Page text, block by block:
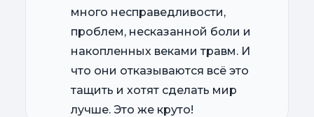
много несправедливости,
проблем, несказанной боли и
накопленных веками травм. И
что они отказываются всё это
тащить и хотят сделать мир
лучше. Это же круто!